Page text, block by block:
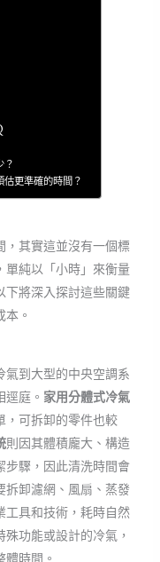
？
更準確的時間？
，其實這並沒有一個標
單純以「小時」來衡量
下將深入探討這些關鍵
。
氣到大型的中央空調系
庭。 家用分體式冷氣
，可拆卸的零件也較
則因其體積龐大、構造
步驟，因此清洗時間會
拆卸濾網、風扇、蒸發
工具和技術，耗時自然
功能或設計的冷氣，
時間。